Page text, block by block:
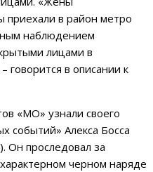
приехали в район метро
наблюдением
лицами в
в описании к
«МО» узнали своего
событий» Алекса Босса
Он проследовал за
черном наряде